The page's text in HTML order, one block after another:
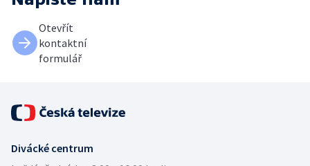
Otevřít
kontaktní
formulář
Divácké centrum